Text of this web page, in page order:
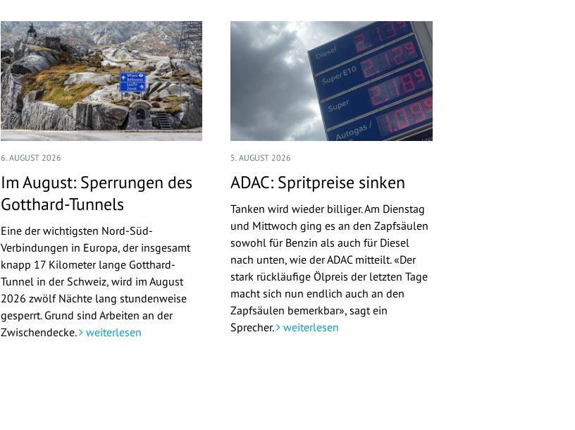
6. AUGUST 2026
Im August: Sperrungen des
Gotthard-Tunnels
Eine der wichtigsten Nord-Süd-
Verbindungen in Europa, der insgesamt
knapp 17 Kilometer lange Gotthard-
Tunnel in der Schweiz, wird im August
2026 zwölf Nächte lang stundenweise
gesperrt. Grund sind Arbeiten an der
Zwischendecke. weiterlesen
5. AUGUST 2026
ADAC: Spritpreise sinken
Tanken wird wieder billiger. Am Dienstag
und Mittwoch ging es an den Zapfsäulen
sowohl für Benzin als auch für Diesel
nach unten, wie der ADAC mitteilt. «Der
stark rückläufige Ölpreis der letzten Tage
macht sich nun endlich auch an den
Zapfsäulen bemerkbar», sagt ein
Sprecher. weiterlesen